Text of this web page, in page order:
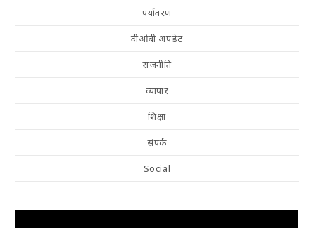
पर्यावरण
वीओबी अपडेट
राजनीति
व्यापार
शिक्षा
संपर्क
Social